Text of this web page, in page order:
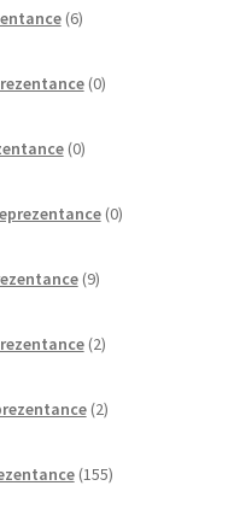
6izdelkov
0izdelkov
0izdelkov
0izdelkov
9izdelkov
2izdelka
2izdelka
155izdelkov